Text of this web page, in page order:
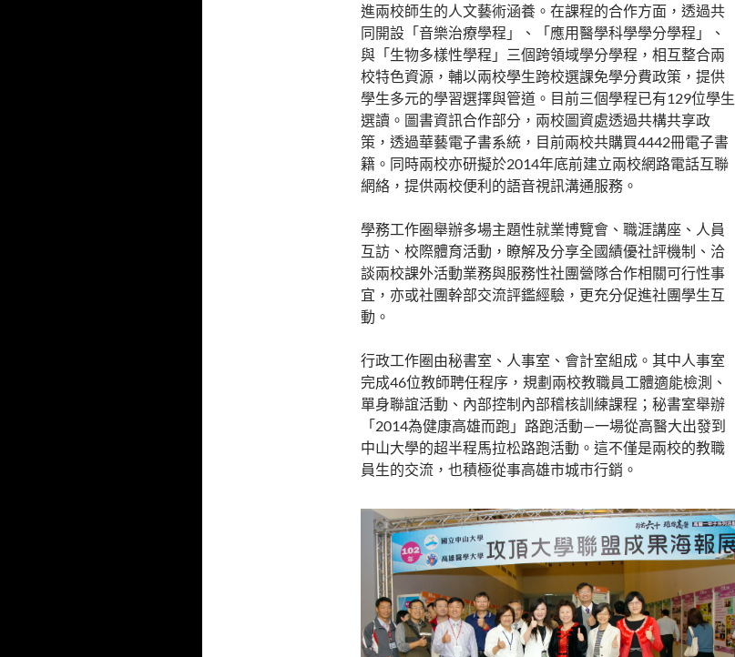
進兩校師生的人文藝術涵養。在課程的合作方面，透過共
同開設「音樂治療學程」、「應用醫學科學學分學程」、
與「生物多樣性學程」三個跨領域學分學程，相互整合兩
校特色資源，輔以兩校學生跨校選課免學分費政策，提供
學生多元的學習選擇與管道。目前三個學程已有129位學生
選讀。圖書資訊合作部分，兩校圖資處透過共構共享政
策，透過華藝電子書系統，目前兩校共購買4442冊電子書
籍。同時兩校亦研擬於2014年底前建立兩校網路電話互聯
網絡，提供兩校便利的語音視訊溝通服務。
學務工作圈舉辦多場主題性就業博覽會、職涯講座、人員
互訪、校際體育活動，瞭解及分享全國績優社評機制、洽
談兩校課外活動業務與服務性社團營隊合作相關可行性事
宜，亦或社團幹部交流評鑑經驗，更充分促進社團學生互
動。
行政工作圈由秘書室、人事室、會計室組成。其中人事室
完成46位教師聘任程序，規劃兩校教職員工體適能檢測、
單身聯誼活動、內部控制內部稽核訓練課程；秘書室舉辦
「2014為健康高雄而跑」路跑活動—一場從高醫大出發到
中山大學的超半程馬拉松路跑活動。這不僅是兩校的教職
員生的交流，也積極從事高雄市城市行銷。